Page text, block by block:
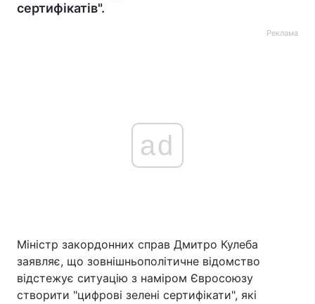
сертифікатів".
Реклама
ad
Міністр закордонних справ Дмитро Кулеба
заявляє, що зовнішньополітичне відомство
відстежує ситуацію з наміром Євросоюзу
створити "цифрові зелені сертифікати", які